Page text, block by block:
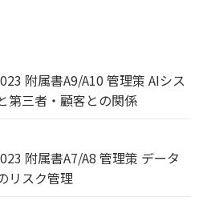
附属書A9/A10 管理策 AIシス
第三者・顧客との関係
附属書A7/A8 管理策 データ
リスク管理